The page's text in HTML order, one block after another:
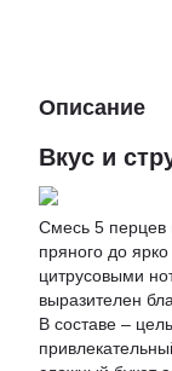
Описание
Вкус и
Смесь 5 перцев
пряного до
цитрусовыми
выразителен
В составе –